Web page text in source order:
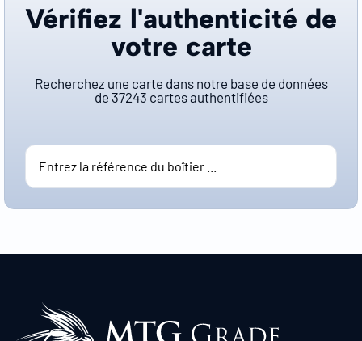
Vérifiez l'authenticité de
votre carte
Recherchez une carte dans notre base de données
de 37243 cartes authentifiées